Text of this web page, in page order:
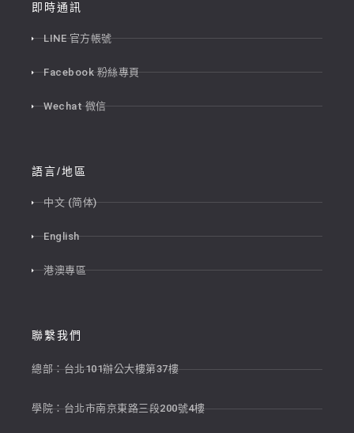
即時通訊
LINE 官方帳號
Facebook 粉絲專頁
Wechat 微信
語言/地區
中文 (简体)
English
港澳專區
聯繫我們
總部：台北101辦公大樓第37樓
學院：台北市南京東路三段200號4樓